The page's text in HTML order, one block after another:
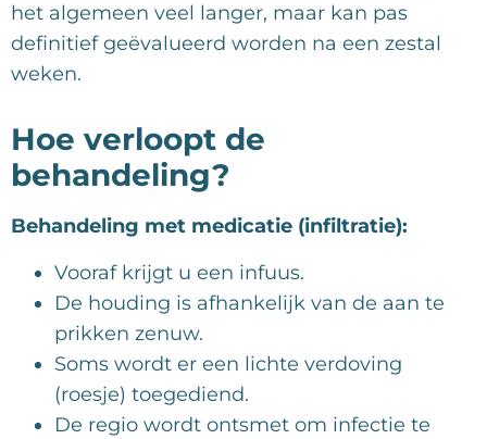
het algemeen veel langer, maar kan pas
definitief geëvalueerd worden na een zestal
weken.
Hoe verloopt de
behandeling?
Behandeling met medicatie (infiltratie):
Vooraf krijgt u een infuus.
De houding is afhankelijk van de aan te
prikken zenuw.
Soms wordt er een lichte verdoving
(roesje) toegediend.
De regio wordt ontsmet om infectie te